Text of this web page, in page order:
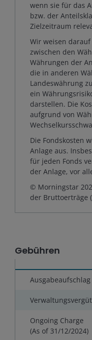
wenn sie für das
bzw. der
Zielzeitraum
Wir weisen
zwischen den
Währungen der
die in anderen
Landeswährung
ein
darstellen. Die
aufgrund von
Die Fondskosten
Anlage aus.
für jeden Fonds
der Anlage, vor
© Morningstar
der Bruttoerträge
Gebühren
Ausgabeaufschlag
Ongoing Charge
(As of 31/12/2024)